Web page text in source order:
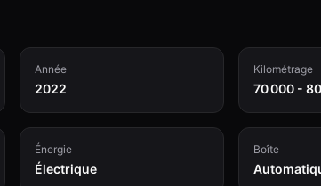
Année
2022
Kilométrage
70 000 -
Énergie
Électrique
Boîte